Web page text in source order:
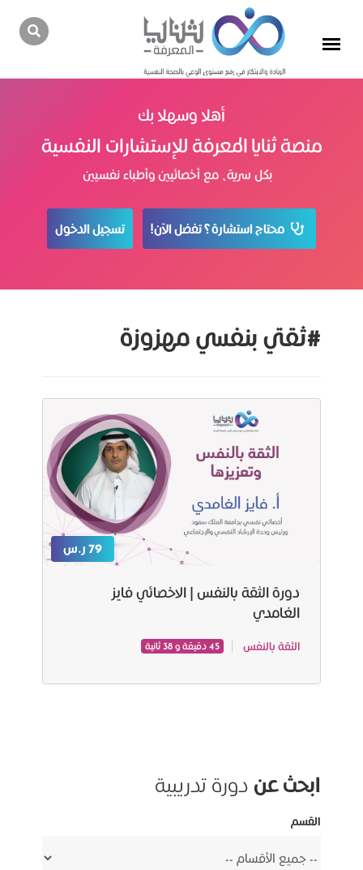
أهلا وسهلا بك
منصة ثنايا المعرفة للإستشارات النفسية
بكل سرية، مع أخصائيين وأطباء نفسيين
محتاج استشارة؟ تفضل الآن! تسجيل الدخول
#ثقتي بنفسي مهزوزة
79 ر.س
دورة الثقة بالنفس | الاخصائي فايز
الغامدي
الثقة بالنفس 45 دقيقة و 38 ثانية
ابحث عن دورة تدريبية
القسم